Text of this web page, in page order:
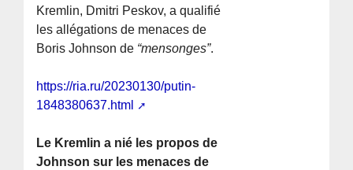
Kremlin, Dmitri Peskov, a qualifié
les allégations de menaces de
Boris Johnson de “mensonges”.
https://ria.ru/20230130/putin-
1848380637.html
Le Kremlin a nié les propos de
Johnson sur les menaces de